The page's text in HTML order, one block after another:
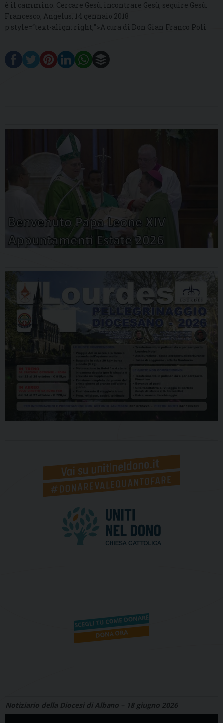
è il cammino. Cercare Gesù, incontrare Gesù, seguire Gesù.
Francesco, Angelus, 14 gennaio 2018
p style=“text-align: right;”>A cura di Don Gian Franco Poli
Notiziario della Diocesi di Albano – 18 giugno 2026